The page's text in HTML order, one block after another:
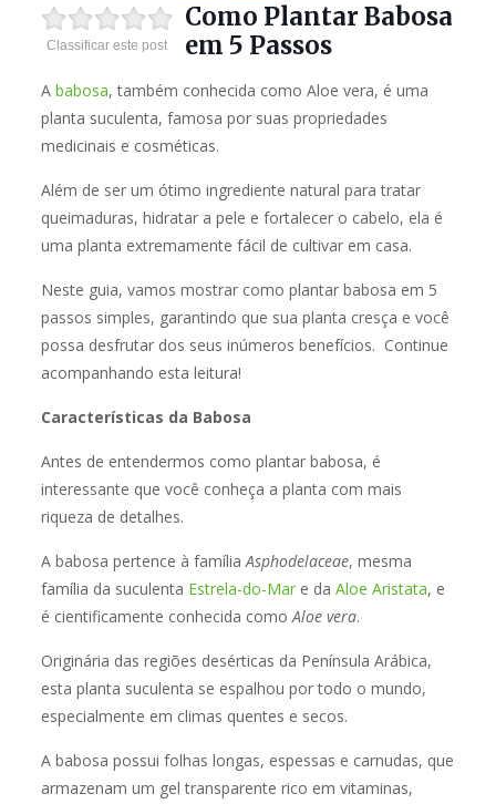
Classificar este post
Como Plantar Babosa
em 5 Passos
A babosa, também conhecida como Aloe vera, é uma
planta suculenta, famosa por suas propriedades
medicinais e cosméticas.
Além de ser um ótimo ingrediente natural para tratar
queimaduras, hidratar a pele e fortalecer o cabelo, ela é
uma planta extremamente fácil de cultivar em casa.
Neste guia, vamos mostrar como plantar babosa em 5
passos simples, garantindo que sua planta cresça e você
possa desfrutar dos seus inúmeros benefícios. Continue
acompanhando esta leitura!
Características da Babosa
Antes de entendermos como plantar babosa, é
interessante que você conheça a planta com mais
riqueza de detalhes.
A babosa pertence à famíliaAsphodelaceae, mesma
família da suculenta Estrela-do-Mare da Aloe Aristata, e
é cientificamente conhecida comoAloe vera.
Originária das regiões desérticas da Península Arábica,
esta planta suculenta se espalhou por todo o mundo,
especialmente em climas quentes e secos.
A babosa possui folhas longas, espessas e carnudas, que
armazenam um gel transparente rico em vitaminas,